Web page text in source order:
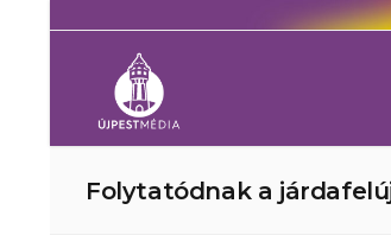
Folytatódnak a